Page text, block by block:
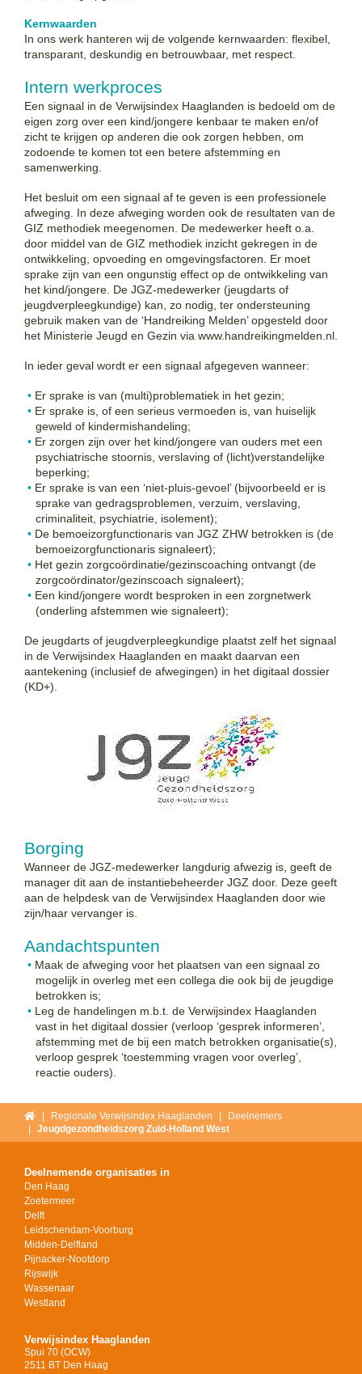
Kernwaarden
In ons werk hanteren wij de volgende kernwaarden: flexibel,
transparant, deskundig en betrouwbaar, met respect.
Intern werkproces
Een signaal in de Verwijsindex Haaglanden is bedoeld om de
eigen zorg over een kind/jongere kenbaar te maken en/of
zicht te krijgen op anderen die ook zorgen hebben, om
zodoende te komen tot een betere afstemming en
samenwerking.
Het besluit om een signaal af te geven is een professionele
afweging. In deze afweging worden ook de resultaten van de
GIZ methodiek meegenomen. De medewerker heeft o.a.
door middel van de GIZ methodiek inzicht gekregen in de
ontwikkeling, opvoeding en omgevingsfactoren. Er moet
sprake zijn van een ongunstig effect op de ontwikkeling van
het kind/jongere. De JGZ-medewerker (jeugdarts of
jeugdverpleegkundige) kan, zo nodig, ter ondersteuning
gebruik maken van de ‘Handreiking Melden’ opgesteld door
het Ministerie Jeugd en Gezin via www.handreikingmelden.nl.
In ieder geval wordt er een signaal afgegeven wanneer:
Er sprake is van (multi)problematiek in het gezin;
Er sprake is, of een serieus vermoeden is, van huiselijk
geweld of kindermishandeling;
Er zorgen zijn over het kind/jongere van ouders met een
psychiatrische stoornis, verslaving of (licht)verstandelijke
beperking;
Er sprake is van een ‘niet-pluis-gevoel’ (bijvoorbeeld er is
sprake van gedragsproblemen, verzuim, verslaving,
criminaliteit, psychiatrie, isolement);
De bemoeizorgfunctionaris van JGZ ZHW betrokken is (de
bemoeizorgfunctionaris signaleert);
Het gezin zorgcoördinatie/gezinscoaching ontvangt (de
zorgcoördinator/gezinscoach signaleert);
Een kind/jongere wordt besproken in een zorgnetwerk
(onderling afstemmen wie signaleert);
De jeugdarts of jeugdverpleegkundige plaatst zelf het signaal
in de Verwijsindex Haaglanden en maakt daarvan een
aantekening (inclusief de afwegingen) in het digitaal dossier
(KD+).
Borging
Wanneer de JGZ-medewerker langdurig afwezig is, geeft de
manager dit aan de instantiebeheerder JGZ door. Deze geeft
aan de helpdesk van de Verwijsindex Haaglanden door wie
zijn/haar vervanger is.
Aandachtspunten
Maak de afweging voor het plaatsen van een signaal zo
mogelijk in overleg met een collega die ook bij de jeugdige
betrokken is;
Leg de handelingen m.b.t. de Verwijsindex Haaglanden
vast in het digitaal dossier (verloop ‘gesprek informeren’,
afstemming met de bij een match betrokken organisatie(s),
verloop gesprek ‘toestemming vragen voor overleg’,
reactie ouders).
HomeRegionale Verwijsindex Haaglanden
Deelnemers
Jeugdgezondheidszorg Zuid-Holland West
Deelnemende organisaties in
Den Haag
Zoetermeer
Delft
Leidschendam-Voorburg
Midden-Delfland
Pijnacker-Nootdorp
Rijswijk
Wassenaar
Westland
Verwijsindex Haaglanden
Spui 70 (OCW)
2511 BT Den Haag